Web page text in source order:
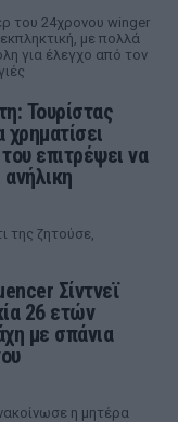
του 24χρονου winger
με πολλά
για έλεγχο από τον
Τουρίστας
χρηματίσει
επιτρέψει να
της ζητούσε,
Σίντνεϊ
26 ετών
με σπάνια
η μητέρα